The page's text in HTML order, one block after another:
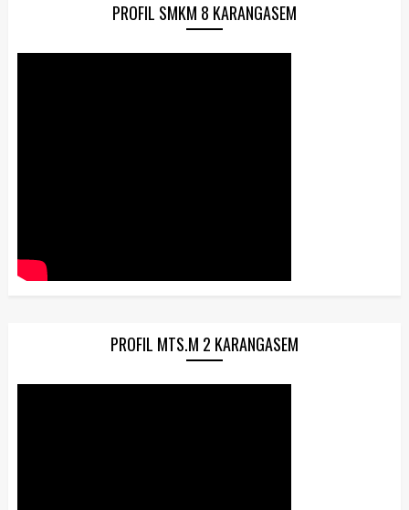
PROFIL SMKM 8 KARANGASEM
PROFIL MTS.M 2 KARANGASEM